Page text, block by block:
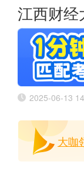
江西财经
2025-06-13
大咖